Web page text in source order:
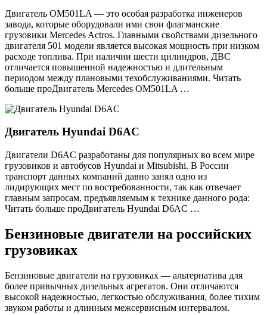
Двигатель OM501LA — это особая разработка инженеров
завода, которые оборудовали ими свои флагманские
грузовики Mercedes Actros. Главными свойствами дизельного
двигателя 501 модели является высокая мощность при низком
расходе топлива. При наличии шести цилиндров, ДВС
отличается повышенной надежностью и длительным
периодом между плановыми техобслуживаниями. Читать
больше проДвигатель Mercedes OM501LA …
Двигатель Hyundai D6AC
Двигатели D6AC разработаны для популярных во всем мире
грузовиков и автобусов Hyundai и Mitsubishi. В России
транспорт данных компаний давно занял одно из
лидирующих мест по востребованности, так как отвечает
главным запросам, предъявляемым к технике данного рода:
Читать больше проДвигатель Hyundai D6AC …
Бензиновые двигатели на российских
грузовиках
Бензиновые двигатели на грузовиках — альтернатива для
более привычных дизельных агрегатов. Они отличаются
высокой надежностью, легкостью обслуживания, более тихим
звуком работы и длинным межсервисным интервалом.